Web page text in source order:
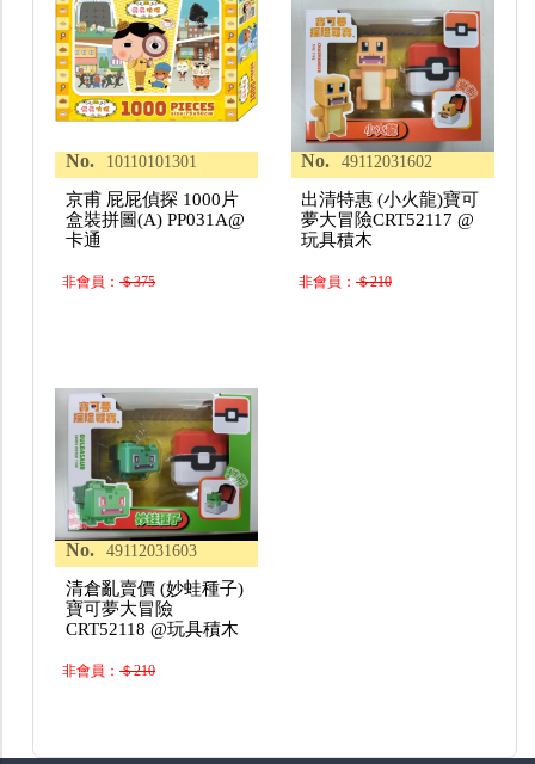
No. 10110101301
京甫 屁屁偵探 1000片
盒裝拼圖(A) PP031A@
卡通
非會員：＄375
No. 49112031602
出清特惠 (小火龍)寶可
夢大冒險CRT52117 @
玩具積木
非會員：＄210
No. 49112031603
清倉亂賣價 (妙蛙種子)
寶可夢大冒險
CRT52118 @玩具積木
非會員：＄210